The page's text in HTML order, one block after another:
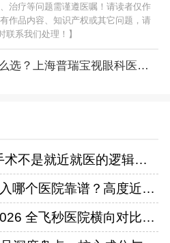
治疗等问题需谨遵医嘱！请读者仅作
作品内容、知识产权或其它问题，请
系我们处理！】
宝视眼科医院详解全飞秒、半飞秒、ICL三大术式优缺点
抚州摘镜！近视手术不是就近就医的逻辑——从设备到医师手术量的技术分析
景德镇ICL晶体植入哪个医院靠谱？高度近视摘镜指南
成都摘镜必看｜2026 全飞秒医院横向对比，华厦眼科实力出圈